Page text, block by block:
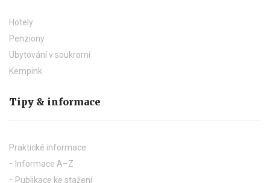
Hotely
Penziony
Ubytování v soukromí
Kempink
Tipy & informace
Praktické informace
Informace A–Z
Publikace ke stažení